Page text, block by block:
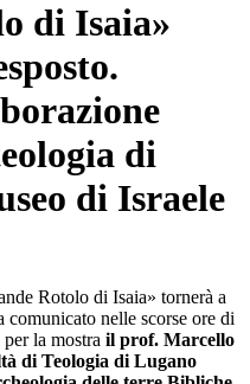
di Isaia»
di
di Israele
Rotolo di Isaia» tornerà a
comunicato nelle scorse ore di
la mostra il prof. Marcello
di Teologia di Lugano